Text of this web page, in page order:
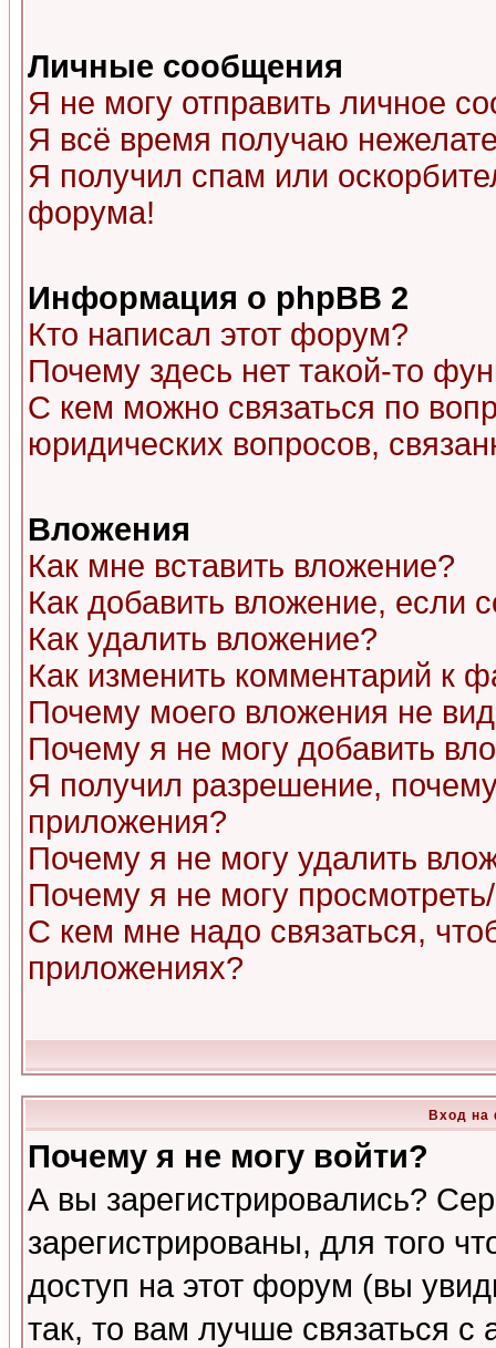
Личные сообщения
Я не могу отправить личное
Я всё время получаю
Я получил спам или
форума!
Информация о phpBB 2
Кто написал этот форум?
Почему здесь нет такой-то
С кем можно связаться по
юридических вопросов,
Вложения
Как мне вставить вложение?
Как добавить вложение, если
Как удалить вложение?
Как изменить комментарий к
Почему моего вложения не
Почему я не могу добавить
Я получил разрешение,
приложения?
Почему я не могу удалить
Почему я не могу
С кем мне надо связаться,
приложениях?
Вход на
Почему я не могу войти?
А вы зарегистрировались?
зарегистрированы, для того
доступ на этот форум (вы
так, то вам лучше связаться